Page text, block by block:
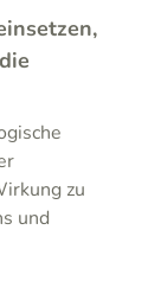
zu
und